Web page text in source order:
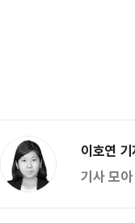
이호연
기사 모